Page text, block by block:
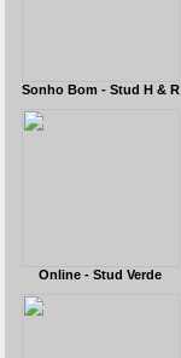
Sonho Bom - Stud H & R
Online - Stud Verde